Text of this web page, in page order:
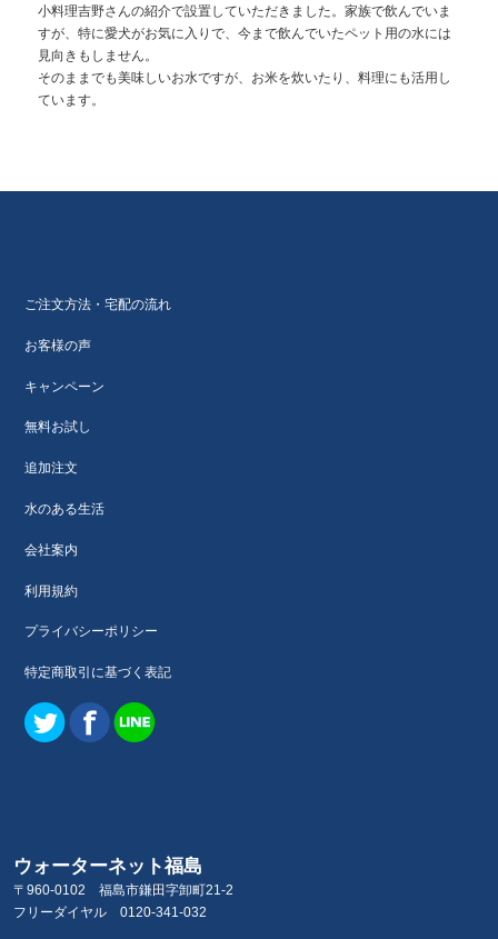
小料理吉野さんの紹介で設置していただきました。家族で飲んでいま
すが、特に愛犬がお気に入りで、今まで飲んでいたペット用の水には
見向きもしません。
そのままでも美味しいお水ですが、お米を炊いたり、料理にも活用し
ています。
ご注文方法・宅配の流れ
お客様の声
キャンペーン
無料お試し
追加注文
水のある生活
会社案内
利用規約
プライバシーポリシー
特定商取引に基づく表記
ウォーターネット福島
〒960-0102 福島市鎌田字卸町21-2
フリーダイヤル 0120-341-032